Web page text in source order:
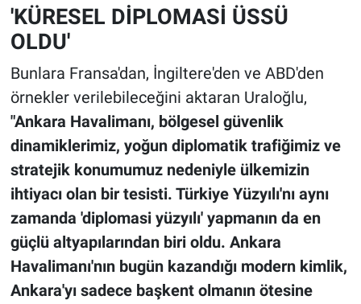
'KÜRESEL DİPLOMASİ ÜSSÜ
OLDU'
Bunlara Fransa'dan, İngiltere'den ve ABD'den
örnekler verilebileceğini aktaran Uraloğlu,
"Ankara Havalimanı, bölgesel güvenlik
dinamiklerimiz, yoğun diplomatik trafiğimiz ve
stratejik konumumuz nedeniyle ülkemizin
ihtiyacı olan bir tesisti. Türkiye Yüzyılı'nı aynı
zamanda 'diplomasi yüzyılı' yapmanın da en
güçlü altyapılarından biri oldu. Ankara
Havalimanı'nın bugün kazandığı modern kimlik,
Ankara'yı sadece başkent olmanın ötesine